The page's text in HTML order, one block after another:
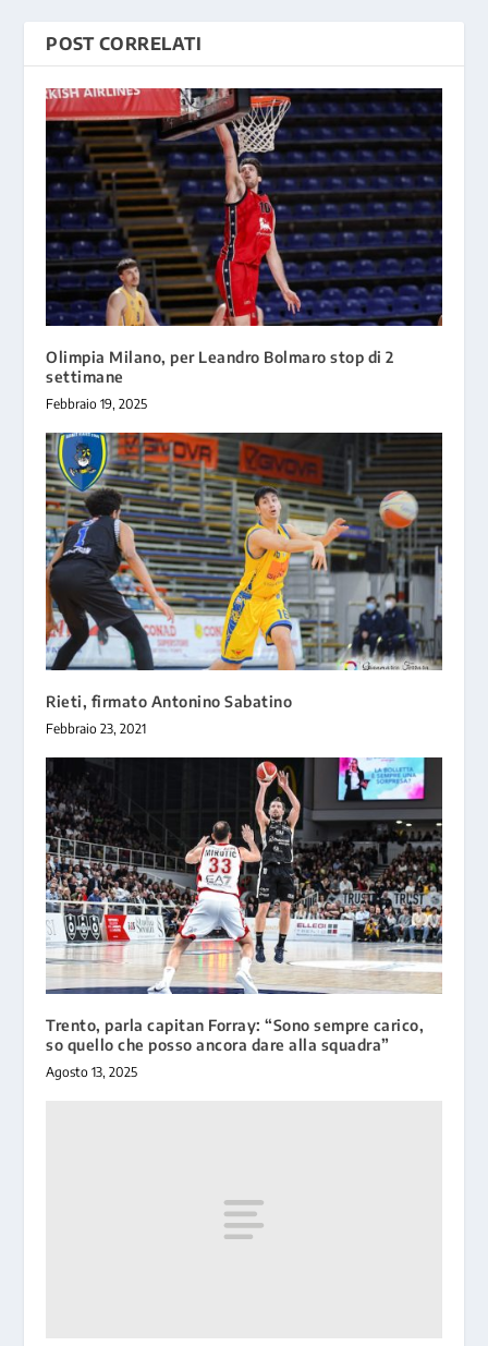
POST CORRELATI
Olimpia Milano, per Leandro Bolmaro stop di 2
settimane
Febbraio 19, 2025
Rieti, firmato Antonino Sabatino
Febbraio 23, 2021
Trento, parla capitan Forray: “Sono sempre carico,
so quello che posso ancora dare alla squadra”
Agosto 13, 2025